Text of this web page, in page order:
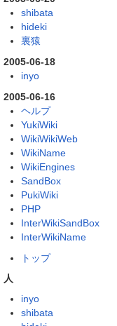
shibata
hideki
裏猿
2005-06-18
inyo
2005-06-16
ヘルプ
YukiWiki
WikiWikiWeb
WikiName
WikiEngines
SandBox
PukiWiki
PHP
InterWikiSandBox
InterWikiName
トップ
人
inyo
shibata